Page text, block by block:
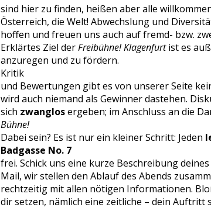
sind hier zu finden, heißen aber alle
Österreich, die Welt! Abwechslung und
hoffen und freuen uns auch auf fremd- bzw.
Erklärtes Ziel derFreibühne! Klagenfurtist es
anzuregen und zu fördern.
Kritik
und Bewertungen gibt es von unserer Seite
wird auch niemand als Gewinner dastehen.
sich zwanglosergeben; im Anschluss an die
Bühne!
Dabei sein? Es ist nur ein kleiner Schritt: Jeden
Badgasse No. 7
frei. Schick uns eine kurze Beschreibung
Mail, wir stellen den Ablauf des Abends
rechtzeitig mit allen nötigen Informationen.
dir setzen, nämlich eine zeitliche – dein Auftritt